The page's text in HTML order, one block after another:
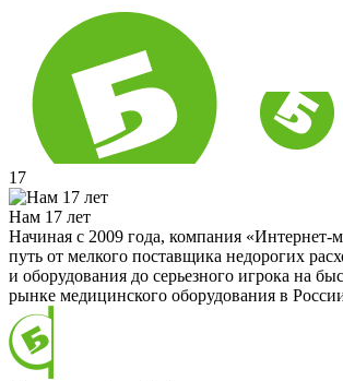
17
Нам 17 лет
Начиная с 2009 года, компания «Интернет-
путь от мелкого поставщика недорогих
и оборудования до серьезного игрока на
рынке медицинского оборудования в